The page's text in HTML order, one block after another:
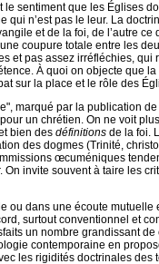
sentiment que les Églises
qui n’est pas le leur. La
et de la foi, de l’autre
coupure totale entre les
et pas assez irréfléchies, qui
À quoi on objecte que la
sur la place et le rôle des
marqué par la publication
un chrétien. On ne voit
bien des définitions de la foi.
des dogmes (Trinité,
œcuméniques
On invite souvent à taire les
ou dans une écoute mutuelle
surtout conventionnel et
un nombre grandissant
contemporaine en
les rigidités doctrinales des